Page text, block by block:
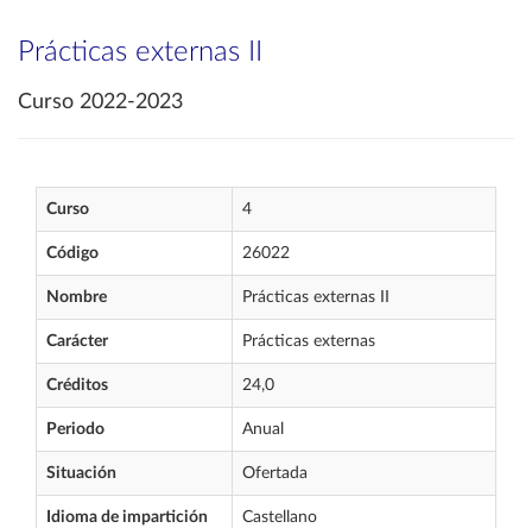
Prácticas externas II
Curso 2022-2023
Curso 4
Código 26022
Nombre Prácticas externas II
Carácter Prácticas externas
Créditos 24,0
Periodo Anual
Situación Ofertada
Idioma de impartición Castellano